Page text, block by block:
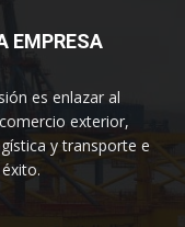
EMPRESA
es enlazar al
exterior,
y transporte e